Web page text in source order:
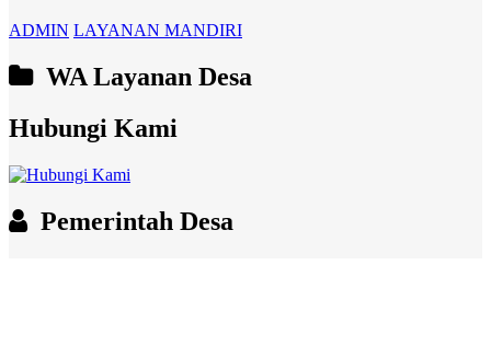
ADMIN LAYANAN MANDIRI
WA Layanan Desa
Hubungi Kami
Pemerintah Desa